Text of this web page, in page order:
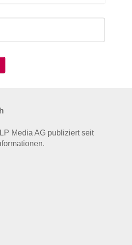
Media AG publiziert seit